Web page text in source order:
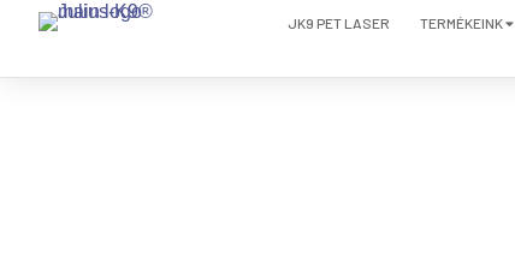
JK9 PET LASER TERMÉKEINK